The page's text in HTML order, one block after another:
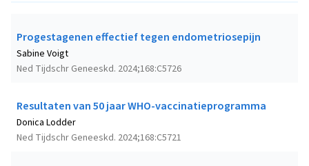
Progestagenen effectief tegen endometriosepijn
Ned Tijdschr Geneeskd. 2024;168:C5726
Sabine Voigt
Resultaten van 50 jaar WHO-vaccinatieprogramma
Ned Tijdschr Geneeskd. 2024;168:C5721
Donica Lodder